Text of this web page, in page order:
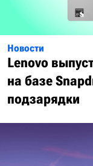
Новости
Lenovo
на базе
подзарядки